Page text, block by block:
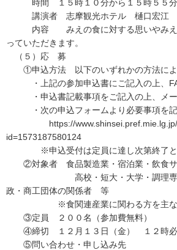
時間 １５時１０分から１５時５５分
講演者 志摩観光ホテル 樋口宏江
内容 みえの食に対する思いやみえ
っていただきます。
（５）応 募
①申込方法 以下のいずれかの方法によ
・上記の参加申込書にご記入の上、
・申込書記載事項をご記入の上、メー
・次の申込フォームより必要事項を記
https://www.shinsei.pref.mie.lg.jp/
id=1573187580124
※申込受付は定員に達し次第終了とさ
②対象者 食品製造業・宿泊業・飲食サ
高校・短大・大学・調理専門学
政・商工団体の関係者 等
※食関連産業に関わる方を主な対
③定員 ２００名（参加費無料）
④締切 １２月１３日（金） １２時
⑤問い合わせ・申し込み先